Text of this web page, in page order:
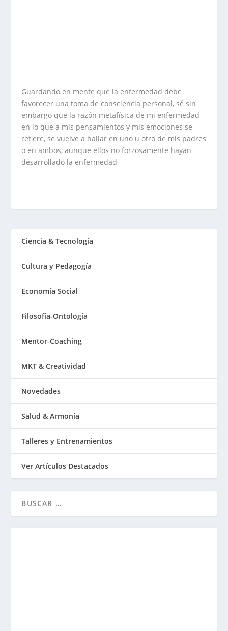
Guardando en mente que la enfermedad debe
favorecer una toma de consciencia personal, sé sin
embargo que la razón metafísica de mi enfermedad
en lo que a mis pensamientos y mis emociones se
refiere, se vuelve a hallar en uno u otro de mis padres
o en ambos, aunque ellos no forzosamente hayan
desarrollado la enfermedad
Ciencia & Tecnología
Cultura y Pedagogía
Economía Social
Filosofía-Ontología
Mentor-Coaching
MKT & Creatividad
Novedades
Salud & Armonía
Talleres y Entrenamientos
Ver Artículos Destacados